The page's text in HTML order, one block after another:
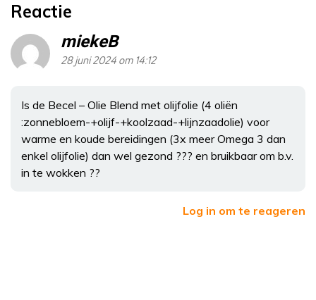
Reactie
miekeB
28 juni 2024 om 14:12
Is de Becel – Olie Blend met olijfolie (4 oliën
:zonnebloem-+olijf-+koolzaad-+lijnzaadolie) voor
warme en koude bereidingen (3x meer Omega 3 dan
enkel olijfolie) dan wel gezond ??? en bruikbaar om b.v.
in te wokken ??
Log in om te reageren